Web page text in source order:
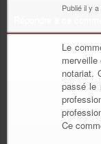
Publié il y
Le
notariat.
passé le
Ce